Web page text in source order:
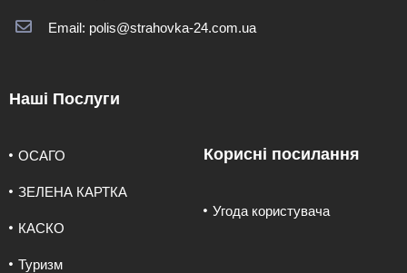
Email: polis@strahovka-24.com.ua
Наші Послуги
ОСАГО
ЗЕЛЕНА КАРТКА
КАСКО
Туризм
Корисні посилання
Угода користувача